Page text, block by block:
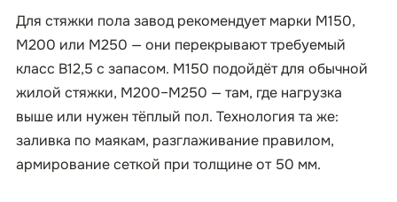
Для стяжки пола завод рекомендует марки М150,
М200 или М250 — они перекрывают требуемый
класс B12,5 с запасом. М150 подойдёт для обычной
жилой стяжки, М200–М250 — там, где нагрузка
выше или нужен тёплый пол. Технология та же:
заливка по маякам, разглаживание правилом,
армирование сеткой при толщине от 50 мм.